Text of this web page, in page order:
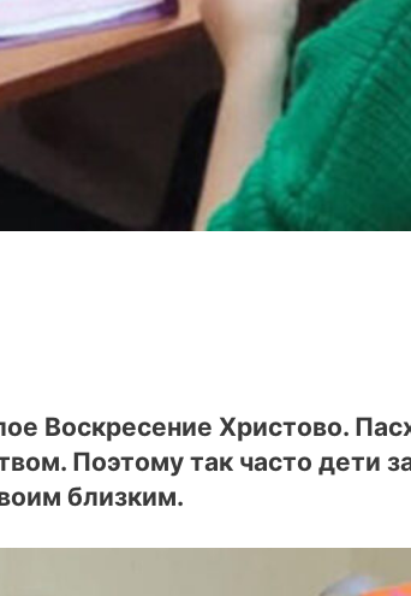
Воскресение Христово.
Поэтому так часто дети
близким.